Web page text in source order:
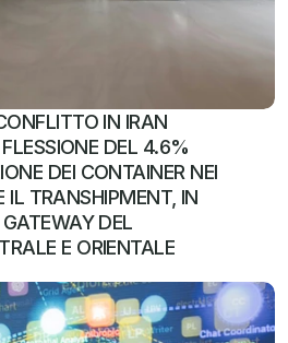
IN IRAN
DEL 4.6%
DEI CONTAINER NEI
IL TRANSHIPMENT, IN
DEL
E ORIENTALE